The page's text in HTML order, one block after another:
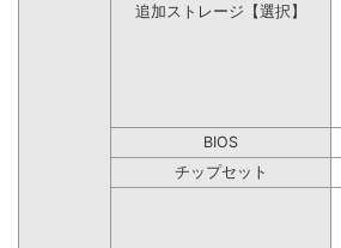
追加ストレージ【選択】
BIOS
チップセット